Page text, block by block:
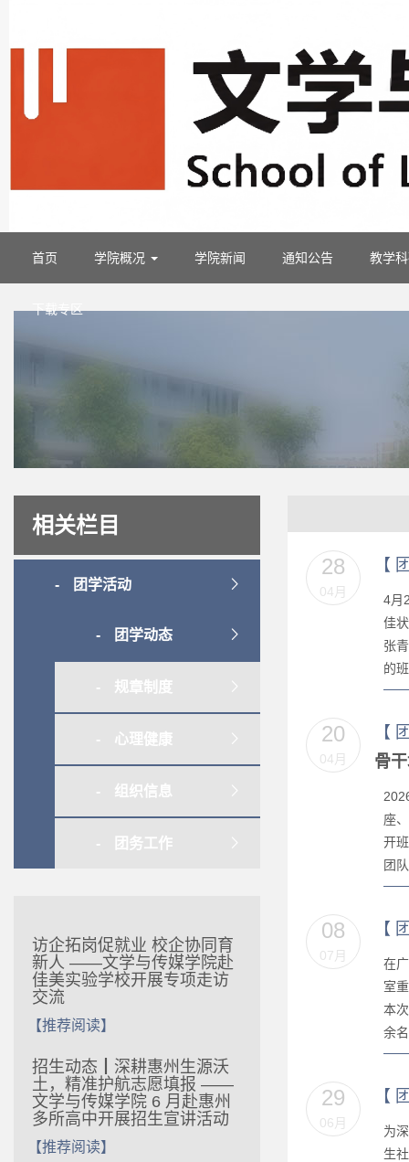
首页 学院概况 学院新闻 通知公告 教学
下载专区
相关栏目
团学活动
团学动态
规章制度
心理健康
组织信息
团务工作
访企拓岗促就业 校企协同育
新人 ——文学与传媒学院赴
佳美实验学校开展专项走访
交流
【推荐阅读】
招生动态┃深耕惠州生源沃
土，精准护航志愿填报 ——
文学与传媒学院 6 月赴惠州
多所高中开展招生宣讲活动
【推荐阅读】
28
04月
【
4月
佳
张
的
20
04月
【
骨
座
开
团
08
07月
【
在
室
本
余
29
06月
【
为
生